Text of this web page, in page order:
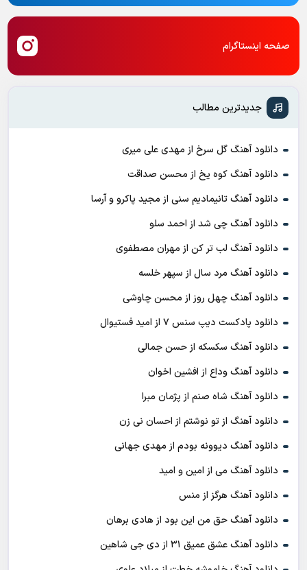
صفحه اینستاگرام
جدیدترین مطالب
دانلود آهنگ گل سرخ از مهدی علی میری
دانلود آهنگ کوه یخ از محسن صداقت
دانلود آهنگ تانیمادیم سنی از مجید پاکرو و آرسا
دانلود آهنگ چی شد از احمد سلو
دانلود آهنگ لب تر کن از مهران مصطفوی
دانلود آهنگ مرد سال از سپهر خلسه
دانلود آهنگ چهل روز از محسن چاوشی
دانلود پادکست ديپ سنس ۷ از اميد فستيوال
دانلود آهنگ سکسکه از حسن جمالی
دانلود آهنگ وداع از افشين اخوان
دانلود آهنگ شاه صنم از پژمان مبرا
دانلود آهنگ از تو نوشتم از احسان نی زن
دانلود آهنگ دیوونه بودم از مهدی جهانی
دانلود آهنگ می از امین و امید
دانلود آهنگ هرگز از منس
دانلود آهنگ حق من این بود از هادی برهان
دانلود آهنگ عشق عمیق ۳۱ از دی جی شاهین